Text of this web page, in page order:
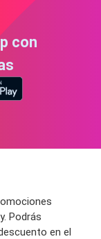
con
Podrás
en el